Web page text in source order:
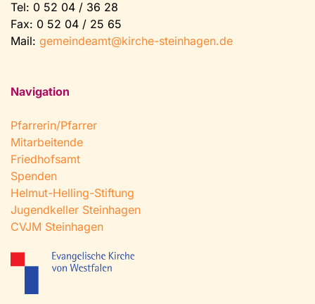
Tel: 0 52 04 / 36 28
Fax: 0 52 04 / 25 65
Mail: gemeindeamt@kirche-steinhagen.de
Navigation
Pfarrerin/Pfarrer
Mitarbeitende
Friedhofsamt
Spenden
Helmut-Helling-Stiftung
Jugendkeller Steinhagen
CVJM Steinhagen